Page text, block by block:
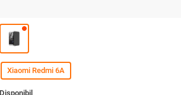
Xiaomi Redmi 6A
Disponibil